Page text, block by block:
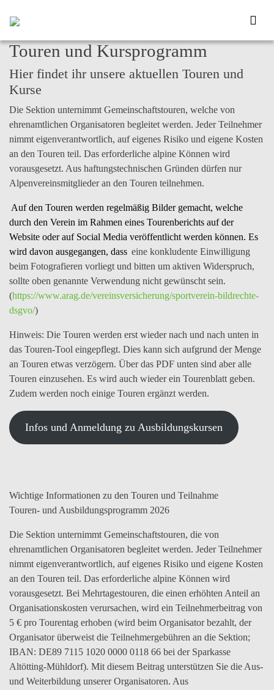
Touren und Kursprogramm
Hier findet ihr unsere aktuellen Touren und
Kurse
Die Sektion unternimmt Gemeinschaftstouren, welche von
ehrenamtlichen Organisatoren begleitet werden. Jeder Teilnehmer
nimmt eigenverantwortlich, auf eigenes Risiko und eigene Kosten
an den Touren teil. Das erforderliche alpine Können wird
vorausgesetzt. Aus haftungstechnischen Gründen dürfen nur
Alpenvereinsmitglieder an den Touren teilnehmen.
Auf den Touren werden regelmäßigBildergemacht, welche
durch den Verein im Rahmen eines Tourenberichts auf der
Website oder auf Social Media veröffentlicht werden können. Es
wird davon ausgegangen, dass eine konkludente Einwilligung
beim Fotografieren vorliegt und bitten um aktiven Widerspruch,
sollte oben genannte Verwendung nicht gewünscht sein.
(https://www.arag.de/vereinsversicherung/sportverein-bildrechte-
dsgvo/)
Hinweis: Die Touren werden erst wieder nach und nach unten in
das Touren-Tool eingepflegt. Dies kann sich aufgrund der Menge
an Touren etwas verzögern. Über das PDF unten sind aber alle
Touren einzusehen. Es wird auch wieder ein Tourenblatt geben.
Zudem werden noch einige Touren ergänzt werden.
Infos und Anmeldung zu Ausbildungskursen
Wichtige Informationen zu den Touren und Teilnahme
Touren- und Ausbildungsprogramm 2026
Die Sektion unternimmt Gemeinschaftstouren, die von
ehrenamtlichen Organisatoren begleitet werden. Jeder Teilnehmer
nimmt eigenverantwortlich, auf eigenes Risiko und eigene Kosten
an den Touren teil. Das erforderliche alpine Können wird
vorausgesetzt. Bei Mehrtagestouren, die einen erhöhten Anteil an
Organisationskosten verursachen, wird ein Teilnehmerbeitrag von
5 € pro Tourentag erhoben (wird beim Organisator bezahlt, der
Organisator überweist die Teilnehmergebühren an die Sektion;
IBAN: DE89 7115 1020 0000 0118 66 bei der Sparkasse
Altötting-Mühldorf). Mit diesem Beitrag unterstützen Sie die Aus-
und Weiterbildung unserer Organisatoren. Aus